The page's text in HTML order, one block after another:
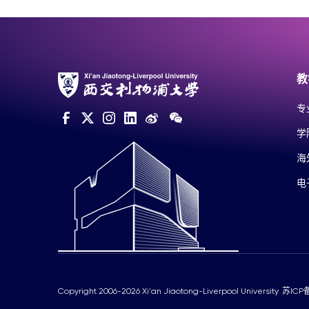
专
学
海
电
Copyright 2006-2026 Xi'an Jiaotong-Liverpool University 苏ICP